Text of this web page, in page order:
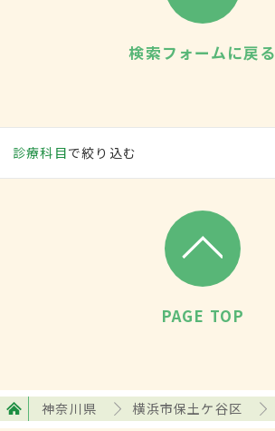
検索フォームに戻る
診療科目で絞り込む
PAGE TOP
神奈川県 横浜市保土ケ谷区